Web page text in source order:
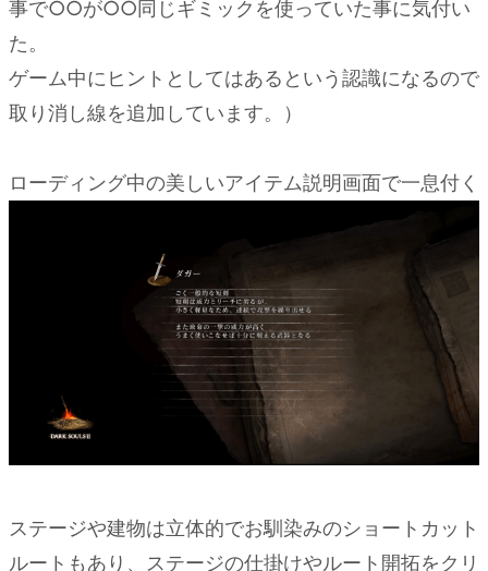
事で○○が○○同じギミックを使っていた事に気付い
た。
ゲーム中にヒントとしてはあるという認識になるので
取り消し線を追加しています。）
ローディング中の美しいアイテム説明画面で一息付く
ステージや建物は立体的でお馴染みのショートカット
ルートもあり、ステージの仕掛けやルート開拓をクリ